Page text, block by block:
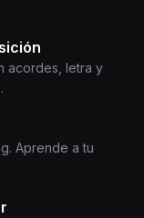
acordes, letra y
Aprende a tu